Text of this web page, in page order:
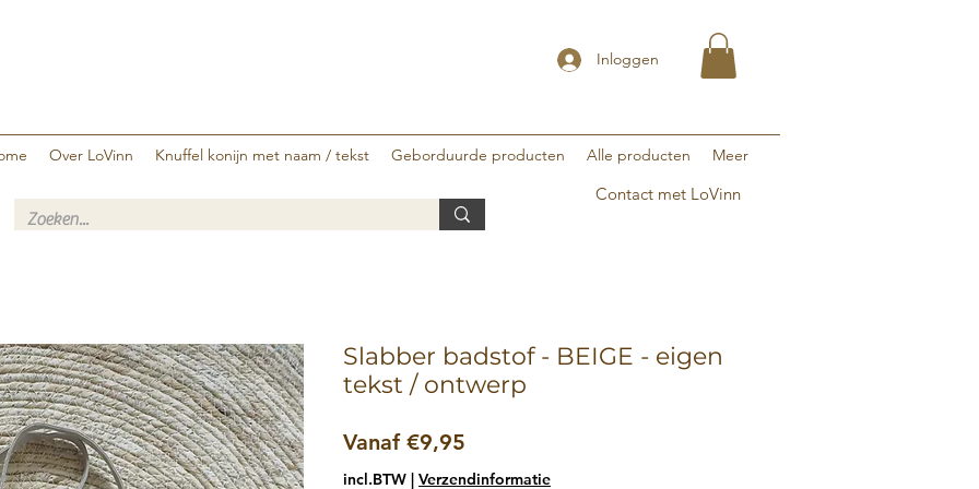
Inloggen
Over LoVinn Knuffel konijn met naam / tekst Geborduurde producten Alle producten Meer
Contact met LoVinn
Slabber badstof - BEIGE - eigen
tekst / ontwerp
Vanaf €9,95
incl.BTW | Verzendinformatie